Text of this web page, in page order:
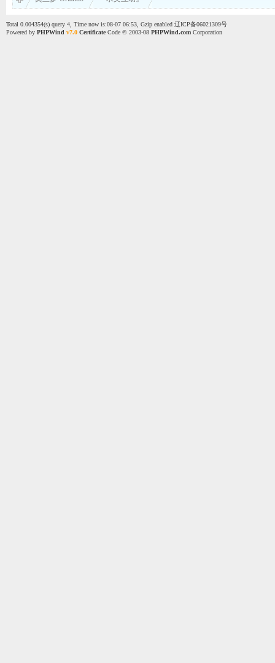
Total 0.004354(s) query 4, Time now is:08-07 06:53, Gzip enabled 辽ICP备06021309号
Powered by PHPWind v7.0 CertificateCode © 2003-08 PHPWind.comCorporation